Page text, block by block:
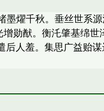
燿千秋。垂丝世系
勋猷。衡汑肇基绵世
人羞。集思广益贻谋